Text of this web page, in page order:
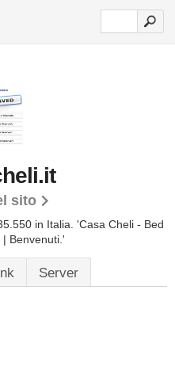
sito
in Italia. 'Casa Cheli - Bed
Benvenuti.'
Server